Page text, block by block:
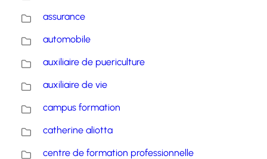
assurance
automobile
auxiliaire de puericulture
auxiliaire de vie
campus formation
catherine aliotta
centre de formation professionnelle